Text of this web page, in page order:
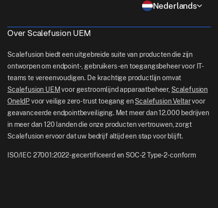
BFSI
Careers
US: +1-415-650-4500
NZ: +64-9-888-4315
India: +91-63694-45500
Nederlands
Over Scalefusion UEM
Scalefusion biedt een uitgebreide suite van producten die zijn
ontworpen om endpoint-, gebruikers- en toegangsbeheer voor IT-
teams te vereenvoudigen. De krachtige productlijn omvat
Scalefusion UEM voor gestroomlijnd apparaatbeheer, Scalefusion
OneIdPvoor veilige zero-trust toegang en Scalefusion Veltarvoor
geavanceerde endpointbeveiliging. Met meer dan 12.000 bedrijven
in meer dan 120 landen die onze producten vertrouwen, zorgt
Scalefusion ervoor dat uw bedrijf altijd een stap voor blijft.
ISO/IEC 27001:2022-gecertificeerd en SOC-2 Type-2-conform